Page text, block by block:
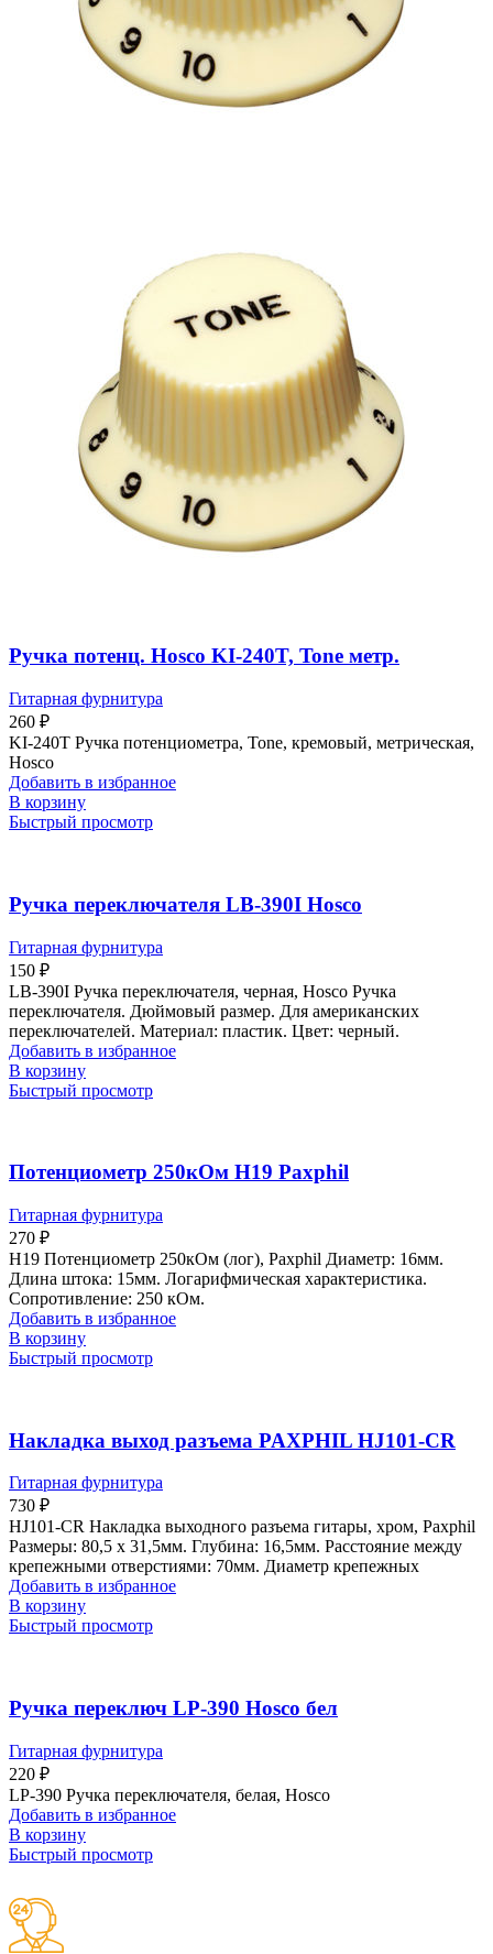
Ручка потенц. Hosco KI-240T, Tone метр.
Гитарная фурнитура
260 ₽
KI-240T Ручка потенциометра, Tone, кремовый, метрическая,
Hosco
Добавить в избранное
В корзину
Быстрый просмотр
Ручка переключателя LB-390I Hosco
Гитарная фурнитура
150 ₽
LB-390I Ручка переключателя, черная, Hosco Ручка
переключателя. Дюймовый размер. Для американских
переключателей. Материал: пластик. Цвет: черный.
Добавить в избранное
В корзину
Быстрый просмотр
Потенциометр 250кОм H19 Paxphil
Гитарная фурнитура
270 ₽
H19 Потенциометр 250кОм (лог), Paxphil Диаметр: 16мм.
Длина штока: 15мм. Логарифмическая характеристика.
Сопротивление: 250 кОм.
Добавить в избранное
В корзину
Быстрый просмотр
Накладка выход разъема PAXPHIL HJ101-CR
Гитарная фурнитура
730 ₽
HJ101-CR Накладка выходного разъема гитары, хром, Paxphil
Размеры: 80,5 х 31,5мм. Глубина: 16,5мм. Расстояние между
крепежными отверстиями: 70мм. Диаметр крепежных
Добавить в избранное
В корзину
Быстрый просмотр
Ручка переключ LP-390 Hosco бел
Гитарная фурнитура
220 ₽
LP-390 Ручка переключателя, белая, Hosco
Добавить в избранное
В корзину
Быстрый просмотр